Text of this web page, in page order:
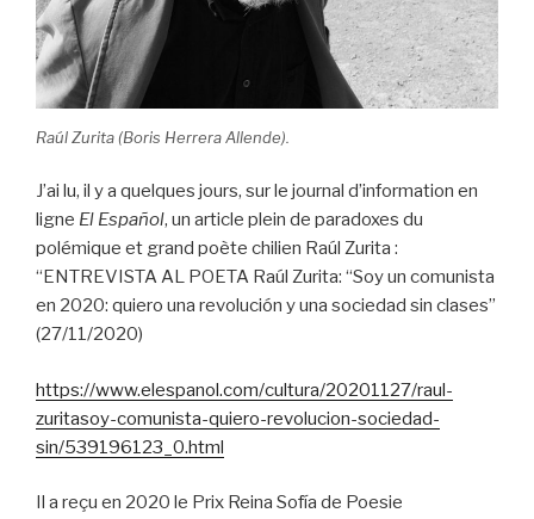
Raúl Zurita (Boris Herrera Allende).
J’ai lu, il y a quelques jours, sur le journal d’information en
ligne El Español, un article plein de paradoxes du
polémique et grand poète chilien Raúl Zurita :
“ENTREVISTA AL POETA Raúl Zurita: “Soy un comunista
en 2020: quiero una revolución y una sociedad sin clases”
(27/11/2020)
https://www.elespanol.com/cultura/20201127/raul-
zuritasoy-comunista-quiero-revolucion-sociedad-
sin/539196123_0.html
Il a reçu en 2020 le Prix Reina Sofía de Poesie